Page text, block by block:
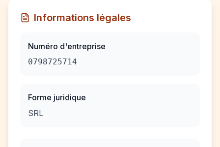
Informations légales
Numéro d'entreprise
0798725714
Forme juridique
SRL